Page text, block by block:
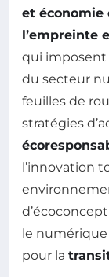
et économie
l’empreinte
qui imposent
du secteur
feuilles de
stratégies
l’innovation
le
pour la